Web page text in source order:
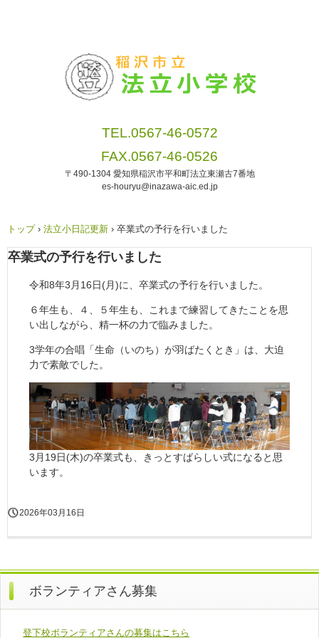
TEL.0567-46-0572
FAX.0567-46-0526
〒490-1304 愛知県稲沢市平和町法立東瀬古7番地
es-houryu@inazawa-aic.ed.jp
トップ › 法立小日記更新 › 卒業式の予行を行いました
卒業式の予行を行いました
令和8年3月16日(月)に、卒業式の予行を行いました。
６年生も、４、５年生も、これまで練習してきたことを思
い出しながら、精一杯の力で臨みました。
3学年の合唱「生命（いのち）が羽ばたくとき」は、大迫
力で素敵でした。
3月19日(木)の卒業式も、きっとすばらしい式になると思
います。
2026年03月16日
ボランティアさん募集
登下校ボランティアさんの募集はこちら